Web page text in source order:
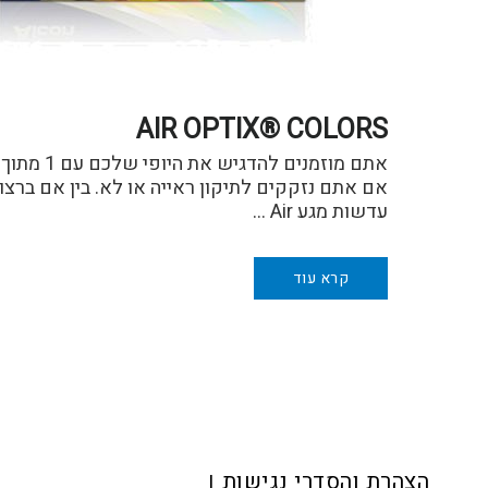
AIR OPTIX® COLORS
אם אתם נזקקים לתיקון ראייה או לא. בין אם
עדשות מגע Air …
קרא עוד